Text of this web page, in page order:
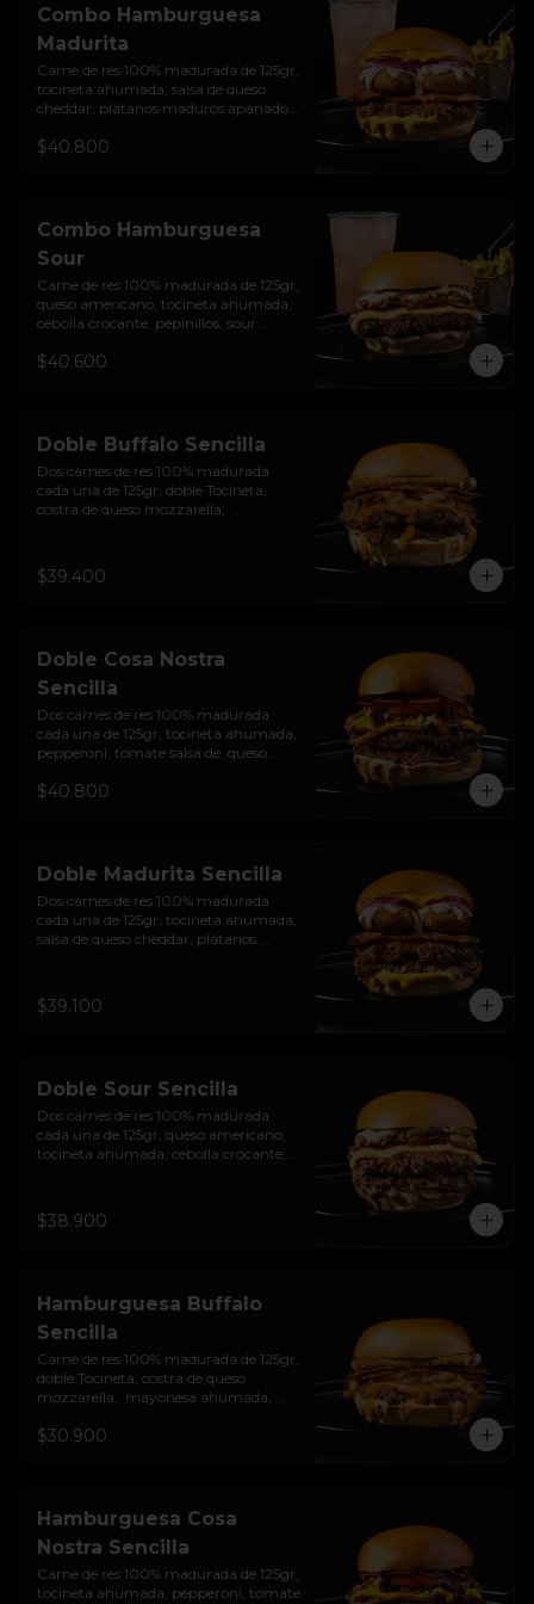
Combo Hamburguesa
Madurita
Carne de res 100% madurada de 125gr,
tocineta ahumada, salsa de queso
cheddar, plátanos maduros apanados
morada, sour cream de sriracha
$40.800
Combo Hamburguesa
Sour
Carne de res 100% madurada de 125gr,
queso americano, tocineta ahumada,
cebolla crocante, pepinillos, sour
pepinillos y pan brioche sellado +
$40.600
Doble Buffalo Sencilla
Dos carnes de res 100% madurada
cada una de 125gr, doble Tocineta,
costra de queso mozzarella,
picante y pan brioche sellado.
$39.400
Doble Cosa Nostra
Sencilla
Dos carnes de res 100% madurada
cada una de 125gr, tocineta ahumada,
pepperoni, tomate salsa de  queso
de arándanos, salsa rosada de
$40.800
Doble Madurita Sencilla
Dos carnes de res 100% madurada
cada una de 125gr, tocineta ahumada,
salsa de queso cheddar, plátanos
cream de sriracha levemente picante y
pan brioche sellado
$39.100
Doble Sour Sencilla
Dos carnes de res 100% madurada
cada una de 125gr, queso americano,
tocineta ahumada, cebolla crocante,
sellado.
$38.900
Hamburguesa Buffalo
Sencilla
Carne de res 100% madurada de 125gr,
doble Tocineta, costra de queso
mozzarella,  mayonesa ahumada,
levemente picante y pan brioche
$30.900
Hamburguesa Cosa
Nostra Sencilla
Carne de res 100% madurada de 125gr,
tocineta ahumada, pepperoni, tomate